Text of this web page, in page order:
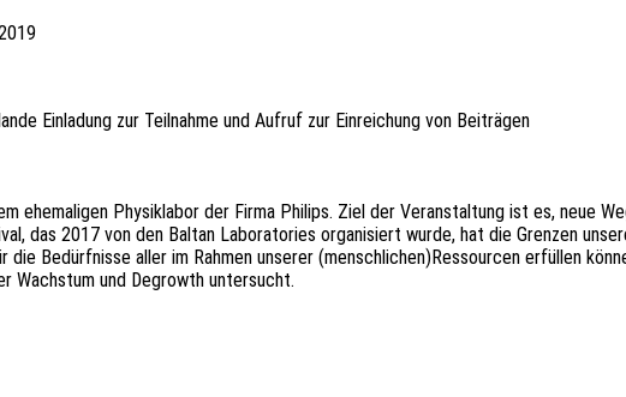
Einla­dung zur Teil­nah­me und Aufruf zur Einrei­chung von Beiträgen
ehema­li­gen Physik­la­bor der Firma Phil­ips. Ziel der Veran­stal­tung ist es, neue
das 2017 von den Baltan Labo­ra­to­ries orga­ni­siert wurde, hat die Gren­zen
Bedürf­nis­se aller im Rahmen unse­rer (menschlichen)Ressourcen erfül­len
Wachs­tum und Degrowth untersucht.